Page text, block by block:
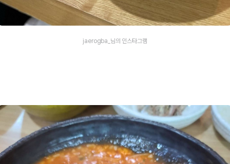
jaerogba_님의 인스타그램